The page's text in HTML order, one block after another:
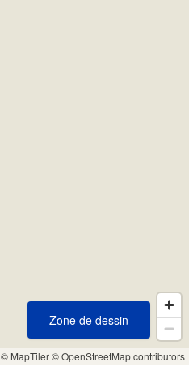
© MapTiler© OpenStreetMap contributors
Zone de dessin
Zone de dessin